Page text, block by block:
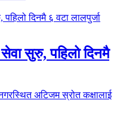
सुरु, पहिलो दिनमै